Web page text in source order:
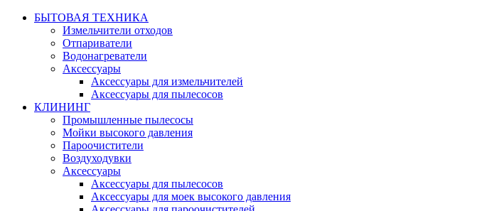
БЫТОВАЯ ТЕХНИКА
Измельчители отходов
Отпариватели
Водонагреватели
Аксессуары
Аксессуары для измельчителей
Аксессуары для пылесосов
КЛИНИНГ
Промышленные пылесосы
Мойки высокого давления
Пароочистители
Воздуходувки
Аксессуары
Аксессуары для пылесосов
Аксессуары для моек высокого давления